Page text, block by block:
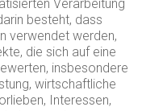
Verarbeitung
besteht, dass
verwendet werden,
die sich auf eine
insbesondere
wirtschaftliche
Interessen,